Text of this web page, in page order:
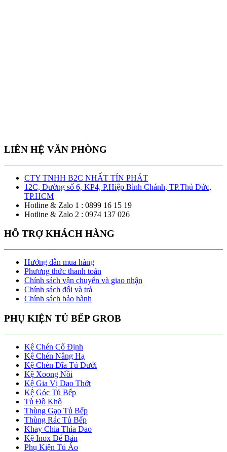
LIÊN HỆ VĂN PHÒNG
CTY TNHH B2C NHẤT TÍN PHÁT
12C, Đường số 6, KP4, P.Hiệp Bình Chánh, TP.Thủ Đức,
TP.HCM
Hotline & Zalo 1 : 0899 16 15 19
Hotline & Zalo 2 : 0974 137 026
HỖ TRỢ KHÁCH HÀNG
Hướng dẫn mua hàng
Phương thức thanh toán
Chính sách vận chuyển và giao nhận
Chính sách đổi và trả
Chính sách bảo hành
PHỤ KIỆN TỦ BẾP GROB
Kệ Chén Cố Định
Kệ Chén Nâng Hạ
Kệ Chén Đĩa Tủ Dưới
Kệ Xoong Nồi
Kệ Gia Vị Dao Thớt
Kệ Góc Tủ Bếp
Tủ Đồ Khô
Thùng Gạo Tủ Bếp
Thùng Rác Tủ Bếp
Khay Chia Thìa Dao
Kệ Inox Để Bản
Phụ Kiện Tủ Áo